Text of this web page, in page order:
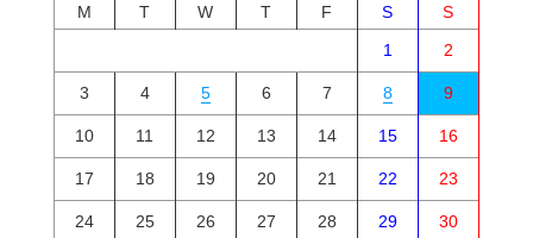
M T W T F S
S
1
2
3 4 5 6 7 8 9
10 11 12 13 14 15 16
17 18 19 20 21 22 23
24 25 26 27 28 29 30